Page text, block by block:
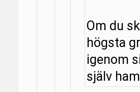
Om du
högsta
igenom
själv